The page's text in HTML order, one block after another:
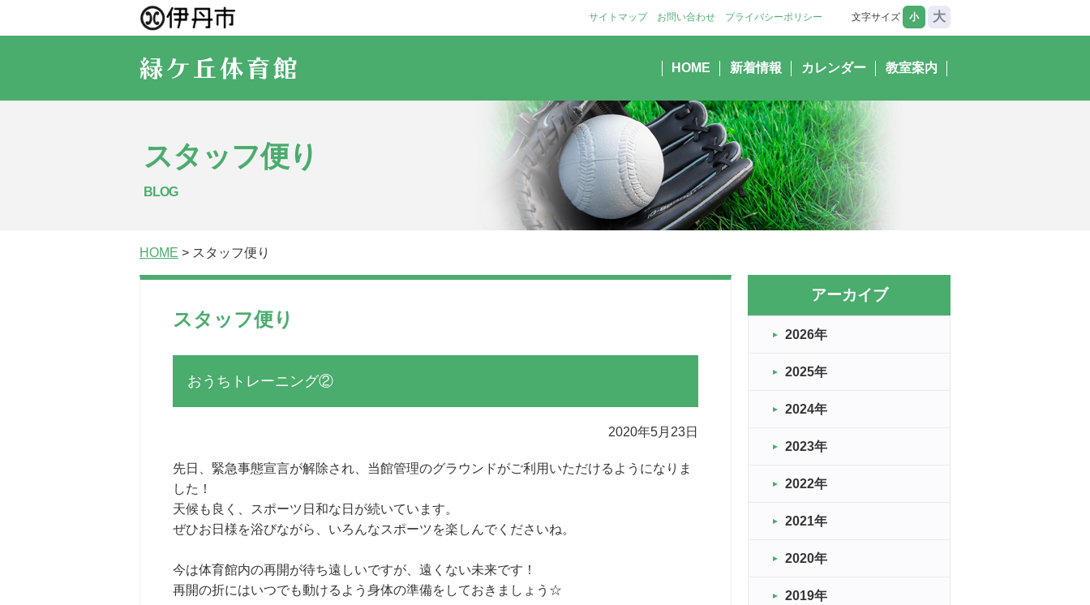
サイトマップ お問い合わせ プライバシーポリシー
HOME 新着情報 カレンダー 教室案内
文字サイズ 小 大
スタッフ便り
BLOG
HOME > スタッフ便り
スタッフ便り
おうちトレーニング②
2020年5月23日
先日、緊急事態宣言が解除され、当館管理のグラウンドがご利用いただけるようになりま
した！
天候も良く、スポーツ日和な日が続いています。
ぜひお日様を浴びながら、いろんなスポーツを楽しんでくださいね。
今は体育館内の再開が待ち遠しいですが、遠くない未来です！
再開の折にはいつでも動けるよう身体の準備をしておきましょう☆
アーカイブ
2026年
2025年
2024年
2023年
2022年
2021年
2020年
2019年